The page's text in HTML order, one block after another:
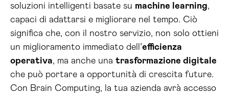
soluzioni intelligenti basate su machine learning,
capaci di adattarsi e migliorare nel tempo. Ciò
significa che, con il nostro servizio, non solo ottieni
un miglioramento immediato dell’efficienza
operativa, ma anche una trasformazione digitale
che può portare a opportunità di crescita future.
Con Brain Computing, la tua azienda avrà accesso